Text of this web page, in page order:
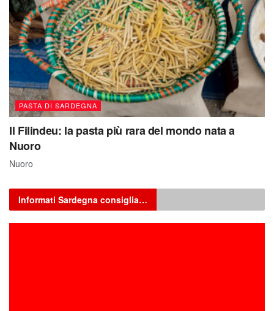
PASTA DI SARDEGNA
Il Filindeu: la pasta più rara del mondo nata a
Nuoro
Nuoro
Informati Sardegna consiglia…